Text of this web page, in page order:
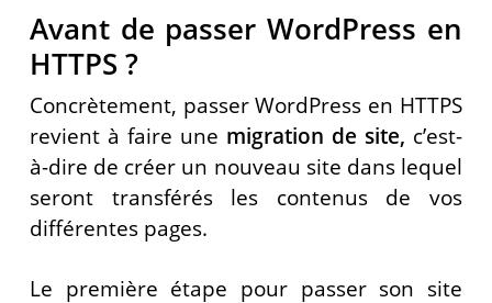
Avant de passer WordPress en
HTTPS ?
Concrètement, passer WordPress en HTTPS
revient à faire une migration de site, c’est-
à-dire de créer un nouveau site dans lequel
seront transférés les contenus de vos
différentes pages.
Le première étape pour passer son site